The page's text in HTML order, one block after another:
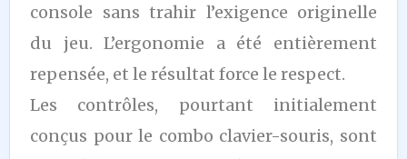
console sans trahir l’exigence originelle
du jeu. L’ergonomie a été entièrement
repensée, et le résultat force le respect.
Les contrôles, pourtant initialement
conçus pour le combo clavier-souris, sont